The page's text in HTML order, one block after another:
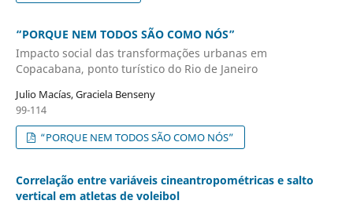
“PORQUE NEM TODOS SÃO COMO NÓS”
Impacto social das transformações urbanas em
Copacabana, ponto turístico do Rio de Janeiro
Julio Macías, Graciela Benseny
99-114
“PORQUE NEM TODOS SÃO COMO NÓS”
Correlação entre variáveis cineantropométricas e salto
vertical em atletas de voleibol